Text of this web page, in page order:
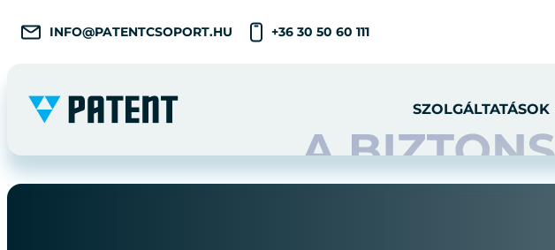
INFO@PATENTCSOPORT.HU +36 30 50 60 111
SZOLGÁLTATÁSOK